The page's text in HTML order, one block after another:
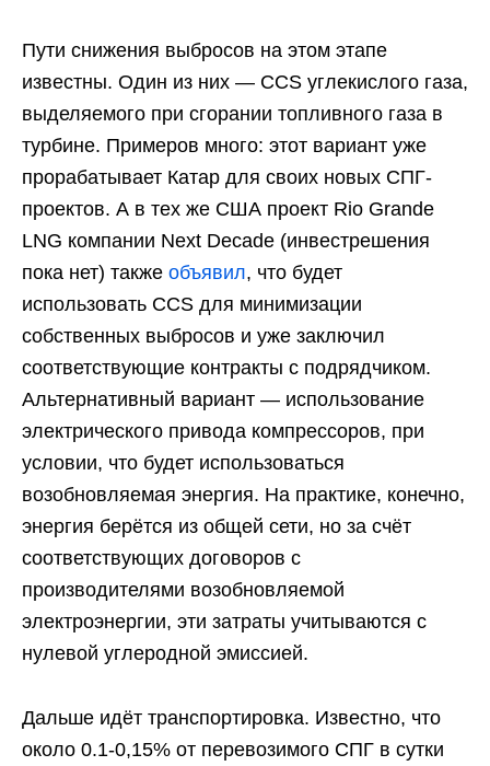
Пути снижения выбросов на этом этапе
известны. Один из них — CCS углекислого газа,
выделяемого при сгорании топливного газа в
турбине. Примеров много: этот вариант уже
прорабатывает Катар для своих новых СПГ-
проектов. А в тех же США проект Rio Grande
LNG компании Next Decade (инвестрешения
пока нет) также объявил, что будет
использовать CCS для минимизации
собственных выбросов и уже заключил
соответствующие контракты с подрядчиком.
Альтернативный вариант — использование
электрического привода компрессоров, при
условии, что будет использоваться
возобновляемая энергия. На практике, конечно,
энергия берётся из общей сети, но за счёт
соответствующих договоров с
производителями возобновляемой
электроэнергии, эти затраты учитываются с
нулевой углеродной эмиссией.
Дальше идёт транспортировка. Известно, что
около 0.1-0,15% от перевозимого СПГ в сутки